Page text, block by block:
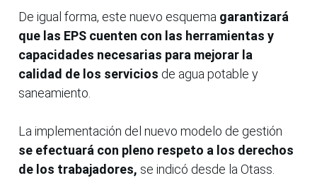
De igual forma, este nuevo esquema garantizará
que las EPS cuenten con las herramientas y
capacidades necesarias para mejorar la
calidad de los servicios de agua potable y
saneamiento.
La implementación del nuevo modelo de gestión
se efectuará con pleno respeto a los derechos
de los trabajadores, se indicó desde la Otass.